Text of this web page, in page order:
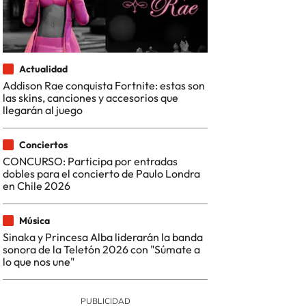
Actualidad
Addison Rae conquista Fortnite: estas son
las skins, canciones y accesorios que
llegarán al juego
Conciertos
CONCURSO: Participa por entradas
dobles para el concierto de Paulo Londra
en Chile 2026
Música
Sinaka y Princesa Alba liderarán la banda
sonora de la Teletón 2026 con "Súmate a
lo que nos une"